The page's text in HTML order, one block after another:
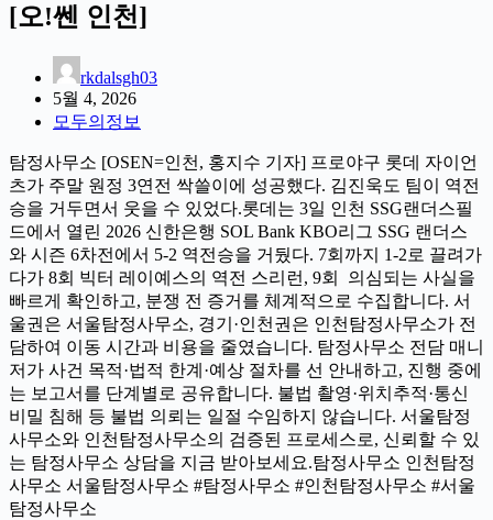
[오!쎈 인천]
rkdalsgh03
5월 4, 2026
모두의정보
탐정사무소 [OSEN=인천, 홍지수 기자] 프로야구 롯데 자이언
츠가 주말 원정 3연전 싹쓸이에 성공했다. 김진욱도 팀이 역전
승을 거두면서 웃을 수 있었다.롯데는 3일 인천 SSG랜더스필
드에서 열린 2026 신한은행 SOL Bank KBO리그 SSG 랜더스
와 시즌 6차전에서 5-2 역전승을 거뒀다. 7회까지 1-2로 끌려가
다가 8회 빅터 레이예스의 역전 스리런, 9회 의심되는 사실을
빠르게 확인하고, 분쟁 전 증거를 체계적으로 수집합니다. 서
울권은 서울탐정사무소, 경기·인천권은 인천탐정사무소가 전
담하여 이동 시간과 비용을 줄였습니다. 탐정사무소 전담 매니
저가 사건 목적·법적 한계·예상 절차를 선 안내하고, 진행 중에
는 보고서를 단계별로 공유합니다. 불법 촬영·위치추적·통신
비밀 침해 등 불법 의뢰는 일절 수임하지 않습니다. 서울탐정
사무소와 인천탐정사무소의 검증된 프로세스로, 신뢰할 수 있
는 탐정사무소 상담을 지금 받아보세요.탐정사무소 인천탐정
사무소 서울탐정사무소 #탐정사무소 #인천탐정사무소 #서울
탐정사무소